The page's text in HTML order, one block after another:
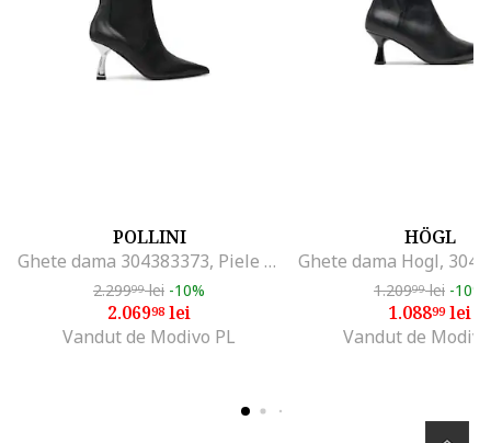
POLLINI
Ghete dama 304383373, Piele naturala, Negru, Negru
2.29999lei -10%
2.06998 lei
Vandut de Modivo PL
HÖGL
1.20999lei -10%
1.08899lei
Vandut de